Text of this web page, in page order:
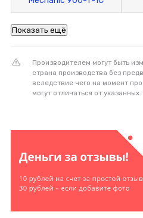
Показать ещё
Производителем могут быть
страна производства без
вследствие чего на момент
могут отличаться от указанных.